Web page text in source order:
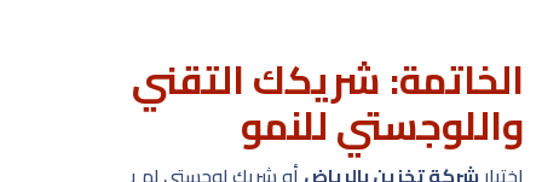
الخاتمة: شريكك التقني
واللوجستي للنمو